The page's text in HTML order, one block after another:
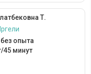
Т.
без опыта
45 минут